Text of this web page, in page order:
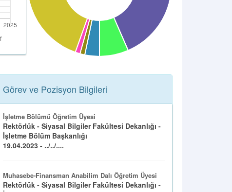
Görev ve Pozisyon Bilgileri
İşletme Bölümü Öğretim Üyesi
Rektörlük - Siyasal Bilgiler Fakültesi Dekanlığı -
İşletme Bölüm Başkanlığı
19.04.2023 - ../../....
Muhasebe-Finansman Anabilim Dalı Öğretim Üyesi
Rektörlük - Siyasal Bilgiler Fakültesi Dekanlığı -